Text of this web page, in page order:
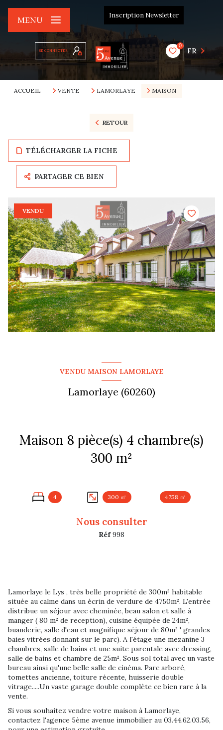
SE CONNECTER
Inscription Newsletter
0
FR
MENU
ACCUEIL VENTE LAMORLAYE MAISON
RETOUR
TÉLÉCHARGER LA FICHE
PARTAGER CE BIEN
VENDU
VENDU MAISON LAMORLAYE
Lamorlaye (60260)
Maison 8 pièce(s) 4 chambre(s)
300 m²
4 300 ㎡ 4758 ㎡
Nous consulter
Réf998
Lamorlaye le Lys , très belle propriété de 300m² habitable
située au calme dans un écrin de verdure de 4750m². L'entrée
distribue un séjour avec cheminée, beau salon et salle à
manger ( 80 m² de reception), cuisine équipée de 24m²,
buanderie, salle d'eau et magnifique séjour de 80m² ' grandes
baies vitrées donnant sur le parc). A l'étage une mezanine 3
chambres, salle de bains et une suite parentale avec dressing,
salle de bains et chambre de 25m². Sous sol total avec un vaste
bureau ainsi qu'une belle salle de cinéma. Parc arboré,
tomettes ancienne, toiture récente, huisserie double
vitrage.....Un vaste garage double complète ce bien rare à la
vente.
Si vous souhaitez vendre votre maison à Lamorlaye,
contactez l'agence 5ème avenue immobilier au 03.44.62.03.56,